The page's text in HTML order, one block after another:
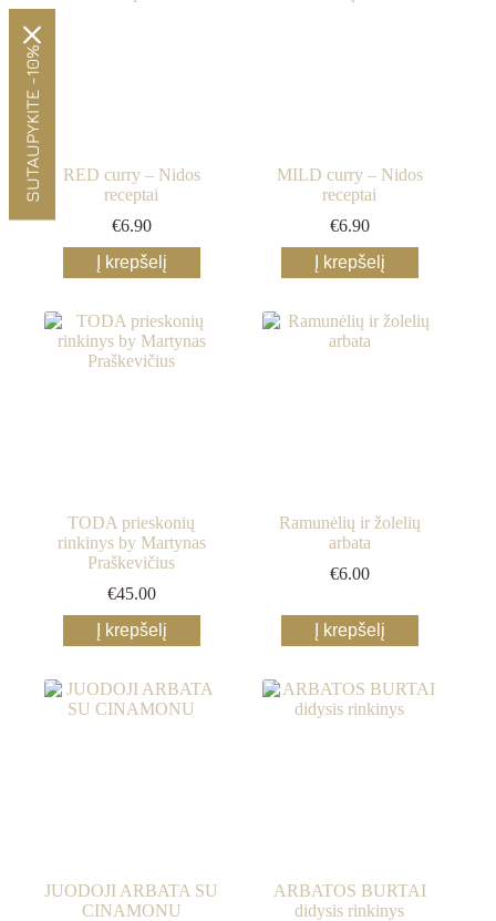
RED curry – Nidos
receptai
€6.90
Į krepšelį
MILD curry – Nidos
receptai
€6.90
Į krepšelį
TODA prieskonių
rinkinys by Martynas
Praškevičius
€45.00
Į krepšelį
Ramunėlių ir žolelių
arbata
€6.00
Į krepšelį
JUODOJI ARBATA SU
CINAMONU
ARBATOS BURTAI
didysis rinkinys
SUTAUPYKITE -10%